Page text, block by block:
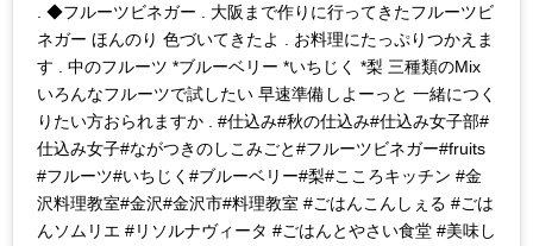
. ◆フルーツビネガー . 大阪まで作りに行ってきたフルーツビ
ネガー ほんのり 色づいてきたよ . お料理にたっぷりつかえま
す . 中のフルーツ *ブルーベリー *いちじく *梨 三種類のMix
いろんなフルーツで試したい 早速準備しよーっと 一緒につく
りたい方おられますか . #仕込み#秋の仕込み#仕込み女子部#
仕込み女子#ながつきのしこみごと#フルーツビネガー#fruits
#フルーツ#いちじく#ブルーベリー#梨#こころキッチン #金
沢料理教室#金沢#金沢市#料理教室 #ごはんこんしぇる #ごは
んソムリエ #リソルナヴィータ #ごはんとやさい食堂 #美味し